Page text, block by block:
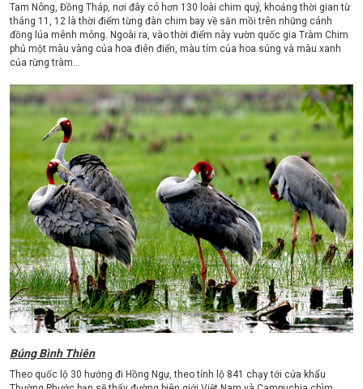
Tam Nông, Đồng Tháp, nơi đây có hơn 130 loài chim quý, khoảng thời gian từ
tháng 11, 12 là thời điểm từng đàn chim bay về săn mồi trên những cánh
đồng lúa mênh mông. Ngoài ra, vào thời điểm này vườn quốc gia Tràm Chim
phủ một màu vàng của hoa điên điển, màu tím của hoa súng và màu xanh
của rừng tràm…
Búng Bình Thiên
Theo quốc lộ 30 hướng đi Hồng Ngự, theo tỉnh lộ 841 chạy tới cửa khẩu